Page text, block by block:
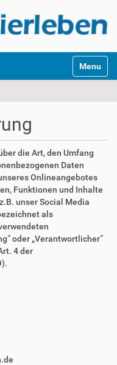
Toggle
die Art, den Umfang
Daten
Onlineangebotes
Funktionen und Inhalte
unser Social Media
als
oder „Verantwortlicher“
4 der